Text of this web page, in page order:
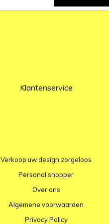
Klantenservice
Verkoop uw design zorgeloos
Personal shopper
Over ons
Algemene voorwaarden
Privacy Policy